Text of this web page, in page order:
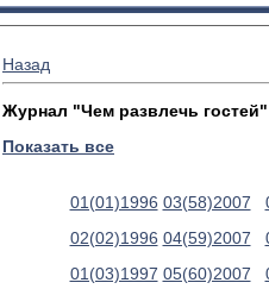
Назад
Журнал "Чем развлечь гостей"
Показать все
01(01)1996
02(02)1996
01(03)1997
03(58)2007
04(59)2007
05(60)2007